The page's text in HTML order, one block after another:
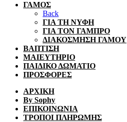
ΓΑΜΟΣ
Back
ΓΙΑ ΤΗ ΝΥΦΗ
ΓΙΑ ΤΟΝ ΓΑΜΠΡΟ
ΔΙΑΚΟΣΜΗΣΗ ΓΑΜΟΥ
ΒΑΠΤΙΣΗ
ΜΑΙΕΥΤΗΡΙΟ
ΠΑΙΔΙΚΟ ΔΩΜΑΤΙΟ
ΠΡΟΣΦΟΡΕΣ
ΑΡΧΙΚΗ
By Sophy
ΕΠΙΚΟΙΝΩΝΙΑ
ΤΡΟΠΟΙ ΠΛΗΡΩΜΗΣ